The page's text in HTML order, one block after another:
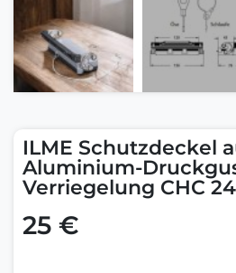
ILME Schutzdeckel
Aluminium-
Verriegelung CHC
25 €